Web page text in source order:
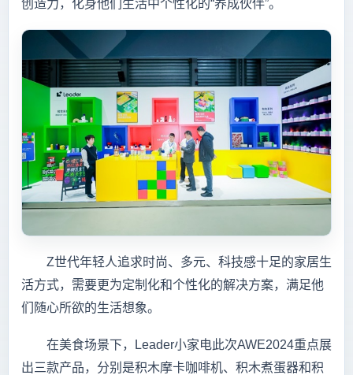
创造力，化身他们生活中个性化的“养成伙伴”。
Z世代年轻人追求时尚、多元、科技感十足的家居生
活方式，需要更为定制化和个性化的解决方案，满足他
们随心所欲的生活想象。
在美食场景下，Leader小家电此次AWE2024重点展
出三款产品，分别是积木摩卡咖啡机、积木煮蛋器和积